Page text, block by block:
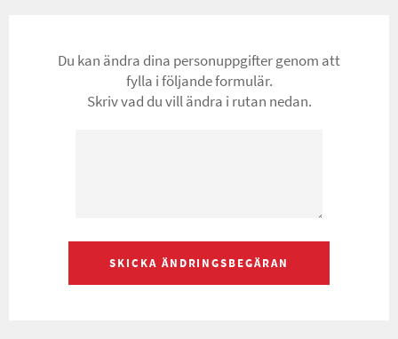
Du kan ändra dina personuppgifter genom att
fylla i följande formulär.
Skriv vad du vill ändra i rutan nedan.
SKICKA ÄNDRINGSBEGÄRAN